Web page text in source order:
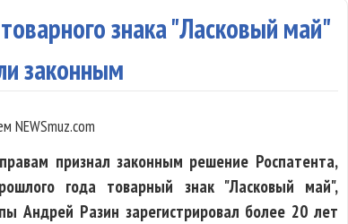
знака "Ласковый май"
законным
NEWSmuz.com
признал законным решение Роспатента,
года товарный знак "Ласковый май",
Андрей Разин зарегистрировал более 20 лет